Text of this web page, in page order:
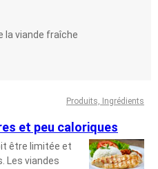
la viande fraîche
Produits, Ingrédients
et peu caloriques
être limitée et
Les viandes